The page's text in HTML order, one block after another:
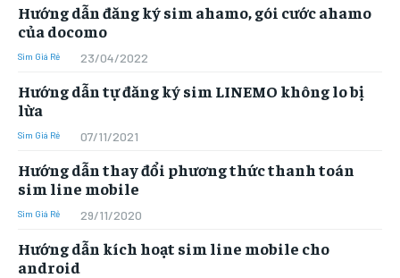
Hướng dẫn đăng ký sim ahamo, gói cước ahamo
của docomo
Sim Giá Rẻ 23/04/2022
Hướng dẫn tự đăng ký sim LINEMO không lo bị
lừa
Sim Giá Rẻ 07/11/2021
Hướng dẫn thay đổi phương thức thanh toán
sim line mobile
Sim Giá Rẻ 29/11/2020
Hướng dẫn kích hoạt sim line mobile cho
android